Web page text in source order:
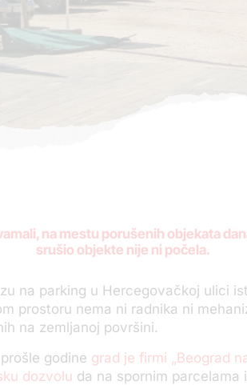
na mestu porušenih objekata
srušio objekte nije ni počela.
na parking u Hercegovačkoj ulici
prostoru nema ni radnika ni
na zemljanoj površini.
godine grad je firmi „Beograd
dozvolu da na spornim parcelama